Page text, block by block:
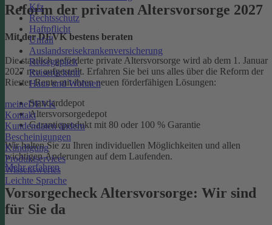
Kfz
Rechtsschutz
Haftpflicht
Unfall
Auslandsreisekrankenversicherung
Reisegepäck
Reiserücktritt
Haus und Wohnen
meineDEVK
Kontakt
Kundendaten ändern
Bescheinigungen
Kündigung
Produktservices
Wissenswertes
Leichte Sprache
Reform der privaten Altersvorsorge 2027
Mit der DEVK bestens beraten
Die staatlich geförderte private Altersvorsorge wird ab dem 1. Januar
2027 neu aufgestellt. Erfahren Sie bei uns alles über die Reform der
Riester-Rente mit ihren neuen förderfähigen Lösungen:
Standarddepot
Altersvorsorgedepot
Garantieprodukt mit 80 oder 100 % Garantie
Wir halten Sie zu Ihren individuellen Möglichkeiten und allen
wichtigen Änderungen auf dem Laufenden.
Mehr erfahren
Vorsorgecheck Altersvorsorge:­ Wir sind
für Sie da